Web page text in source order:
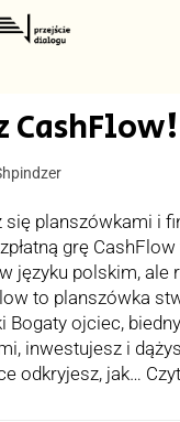
CashFlow!
planszówkami i
grę
języku polskim, ale
to planszówka
ojciec,
inwestujesz i
odkryjesz, jak…